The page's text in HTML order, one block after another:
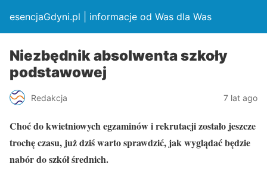
esencjaGdyni.pl | informacje od Was dla Was
Niezbędnik absolwenta szkoły
podstawowej
Redakcja 7 lat ago
Choć do kwietniowych egzaminów i rekrutacji zostało jeszcze
trochę czasu, już dziś warto sprawdzić, jak wyglądać będzie
nabór do szkół średnich.